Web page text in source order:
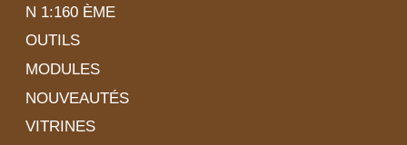
N 1:160 ÈME
OUTILS
MODULES
NOUVEAUTÉS
VITRINES